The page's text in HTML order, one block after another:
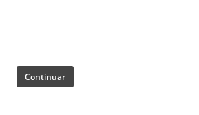
Continuar